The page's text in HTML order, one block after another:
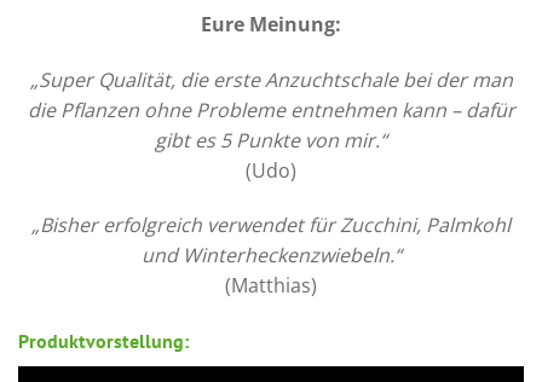
Eure Meinung:
„Super Qualität, die erste Anzuchtschale bei der man
die Pflanzen ohne Probleme entnehmen kann – dafür
gibt es 5 Punkte von mir.“
(Udo)
„Bisher erfolgreich verwendet für Zucchini, Palmkohl
und Winterheckenzwiebeln.“
(Matthias)
Produktvorstellung: